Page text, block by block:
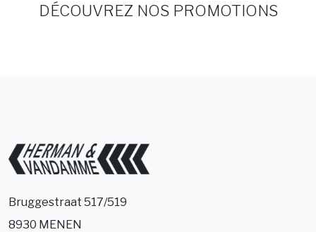
DÉCOUVREZ NOS PROMOTIONS
Bruggestraat 517/519
8930 MENEN